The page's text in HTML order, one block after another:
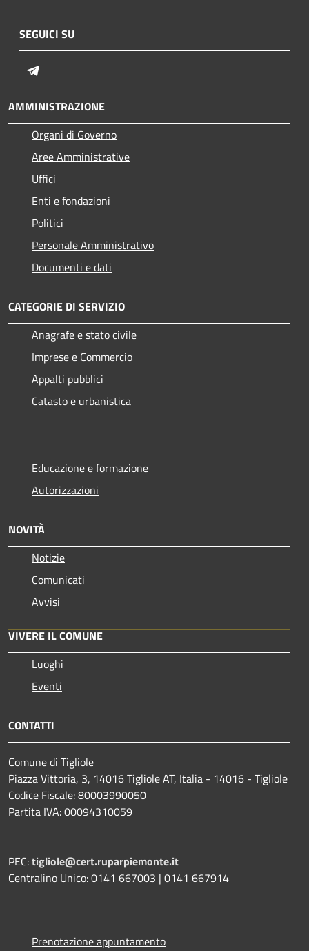
SEGUICI SU
AMMINISTRAZIONE
Organi di Governo
Aree Amministrative
Uffici
Enti e fondazioni
Politici
Personale Amministrativo
Documenti e dati
CATEGORIE DI SERVIZIO
Anagrafe e stato civile
Imprese e Commercio
Appalti pubblici
Catasto e urbanistica
Educazione e formazione
Autorizzazioni
NOVITÀ
Notizie
Comunicati
Avvisi
VIVERE IL COMUNE
Luoghi
Eventi
CONTATTI
Comune di Tigliole
Piazza Vittoria, 3, 14016 Tigliole AT, Italia - 14016 - Tigliole
Codice Fiscale: 80003990050
Partita IVA: 00094310059
PEC:tigliole@cert.ruparpiemonte.it
Centralino Unico: 0141 667003 | 0141 667914
Prenotazione appuntamento